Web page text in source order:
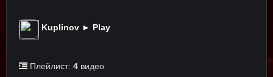
Kuplinov ► Play
Плейлист: 4 видео